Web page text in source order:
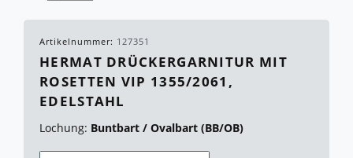
Artikelnummer: 127351
HERMAT DRÜCKERGARNITUR MIT
ROSETTEN VIP 1355/2061,
EDELSTAHL
Lochung: Buntbart / Ovalbart (BB/OB)